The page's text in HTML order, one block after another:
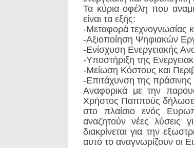
Τα κύρια οφέλη που
είναι τα εξής:
-Μεταφορά τεχνογνωσίας
-Αξιοποίηση Ψηφιακών
-Ενίσχυση Ενεργειακής
-Υποστήριξη της
-Μείωση Κόστους και
-Επιτάχυνση της
Αναφορικά με την
Χρήστος Παππούς
στο πλαίσιο ενός
αναζητούν νέες λύσεις
διακρίνεται για την
αυτό το αναγνωρίζουν οι